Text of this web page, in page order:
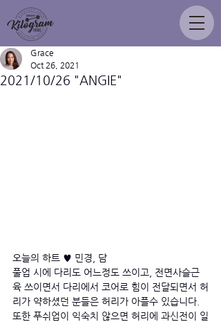
2021/10/26 "ANGIE"
Grace
Oct 26, 2021
오늘의 하트 ♥ 민경, 담
풀업 시에 다리도 어느정도 쓰이고, 전면사슬근
육 쓰이면서 다리에서 코어로 힘이 전달되면서 허
리가 약하셨던 분들은 허리가 아플수 있습니다.
또한 푸쉬업이 익숙치 않으면 허리에 과신전이 일